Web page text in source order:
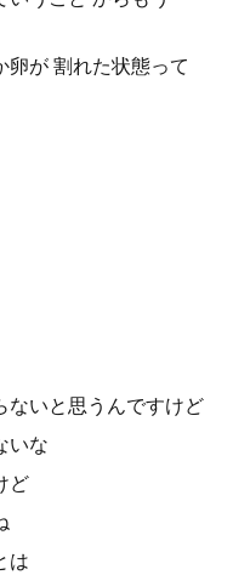
が 割れた状態って
ないと思うんですけど
いな
ど
は